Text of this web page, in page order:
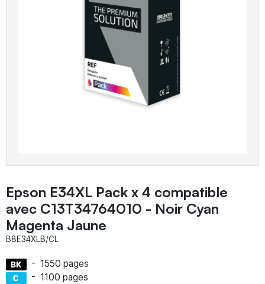
Epson E34XL Pack x 4 compatible
avec C13T34764010 - Noir Cyan
Magenta Jaune
B8E34XLB/CL
- 1550 pages
- 1100 pages